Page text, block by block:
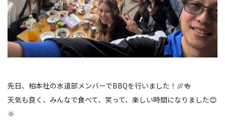
先日、柏本社の水道部メンバーでBBQを行いました！🍖🍻
天気も良く、みんなで食べて、笑って、楽しい時間になりました😊
🌞